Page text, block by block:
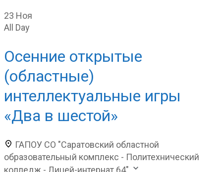
23 Ноя
All Day
Осенние открытые
(областные)
интеллектуальные игры
«Два в шестой»
ГАПОУ СО "Саратовский областной
образовательный комплекс - Политехнический
колледж - Лицей-интернат 64"